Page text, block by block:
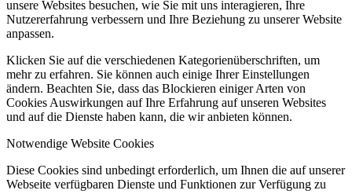
unsere Websites besuchen, wie Sie mit uns interagieren, Ihre
Nutzererfahrung verbessern und Ihre Beziehung zu unserer Website
anpassen.
Klicken Sie auf die verschiedenen Kategorienüberschriften, um
mehr zu erfahren. Sie können auch einige Ihrer Einstellungen
ändern. Beachten Sie, dass das Blockieren einiger Arten von
Cookies Auswirkungen auf Ihre Erfahrung auf unseren Websites
und auf die Dienste haben kann, die wir anbieten können.
Notwendige Website Cookies
Diese Cookies sind unbedingt erforderlich, um Ihnen die auf unserer
Webseite verfügbaren Dienste und Funktionen zur Verfügung zu